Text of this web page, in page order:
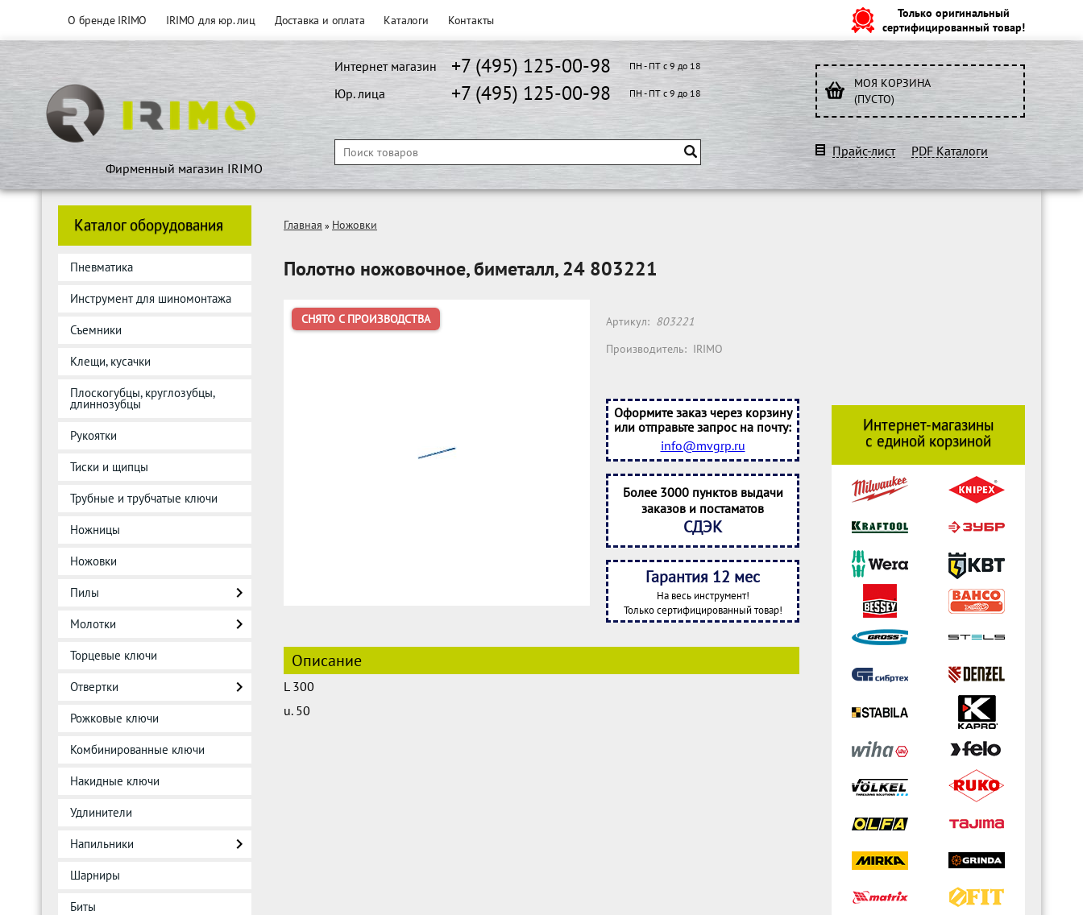
О бренде IRIMO IRIMO для юр. лиц Доставка и оплата Каталоги Контакты
Только оригинальный
сертифицированный товар!
Фирменный магазин IRIMO
Интернет магазин +7 (495) 125-00-98 ПН - ПТ с 9 до 18
Юр. лица +7 (495) 125-00-98 ПН - ПТ с 9 до 18
МОЯ КОРЗИНА
(ПУСТО)
Прайс-лист PDF Каталоги
Каталог оборудования
Пневматика
Инструмент для шиномонтажа
Съемники
Клещи, кусачки
Плоскогубцы, круглозубцы,
длиннозубцы
Рукоятки
Тиски и щипцы
Трубные и трубчатые ключи
Ножницы
Ножовки
Пилы
Молотки
Торцевые ключи
Отвертки
Рожковые ключи
Комбинированные ключи
Накидные ключи
Удлинители
Напильники
Шарниры
Биты
Главная » Ножовки
Полотно ножовочное, биметалл, 24 803221
СНЯТО С ПРОИЗВОДСТВА Артикул: 803221
Производитель: IRIMO
Оформите заказ через корзину
или отправьте запрос на почту:
info@mvgrp.ru
Более 3000 пунктов выдачи
заказов и постаматов
СДЭК
Гарантия 12 мес
На весь инструмент!
Только сертифицированный товар!
Описание
L 300
u. 50
Интернет-магазины
с единой корзиной